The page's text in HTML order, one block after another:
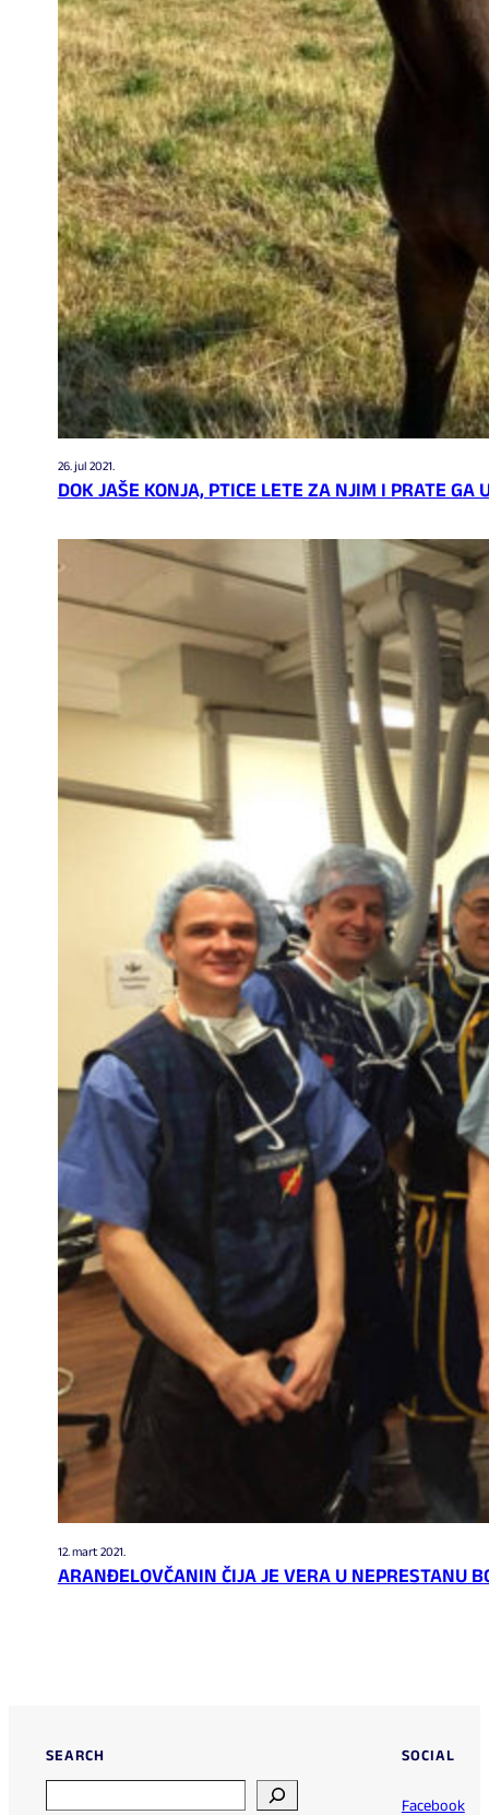
26. jul 2021.
DOK JAŠE KONJA, PTICE LETE ZA NJIM I PRATE
12. mart 2021.
ARANĐELOVČANIN ČIJA JE VERA U NEPRESTANU
SEARCH
SOCIAL
Facebook